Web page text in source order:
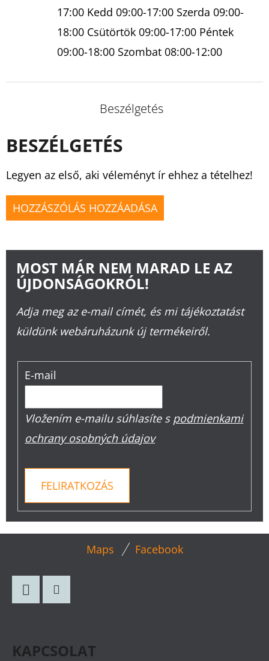
17:00 Kedd 09:00-17:00 Szerda 09:00-
18:00 Csütörtök 09:00-17:00 Péntek
09:00-18:00 Szombat 08:00-12:00
Beszélgetés
BESZÉLGETÉS
Legyen az első, aki véleményt ír ehhez a tételhez!
HOZZÁSZÓLÁS HOZZÁADÁSA
MOST MÁR NEM MARAD LE AZ
ÚJDONSÁGOKRÓL!
Adja meg az e-mail címét, és mi tájékoztatást
küldünk webáruházunk új termékeiről.
E-mail
Vložením e-mailu súhlasíte s podmienkami
ochrany osobných údajov
FELIRATKOZÁS
Maps Facebook
KAPCSOLAT